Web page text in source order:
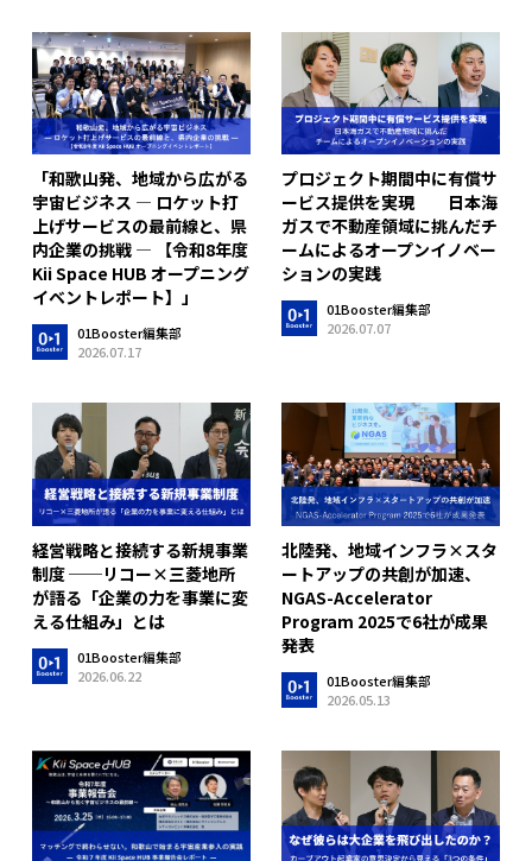
「和歌山発、地域から広がる
宇宙ビジネス ― ロケット打
上げサービスの最前線と、県
内企業の挑戦 ― 【令和8年度
Kii Space HUB オープニング
イベントレポート】」
01Booster編集部
2026.07.17
プロジェクト期間中に有償サ
ービス提供を実現 日本海
ガスで不動産領域に挑んだチ
ームによるオープンイノベー
ションの実践
01Booster編集部
2026.07.07
経営戦略と接続する新規事業
制度 ──リコー×三菱地所
が語る「企業の力を事業に変
える仕組み」とは
01Booster編集部
2026.06.22
北陸発、地域インフラ×スタ
ートアップの共創が加速、
NGAS-Accelerator
Program 2025で6社が成果
発表
01Booster編集部
2026.05.13